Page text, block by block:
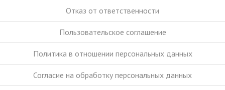
Отказ от ответственности
Пользовательское соглашение
Политика в отношении персональных данных
Согласие на обработку персональных данных